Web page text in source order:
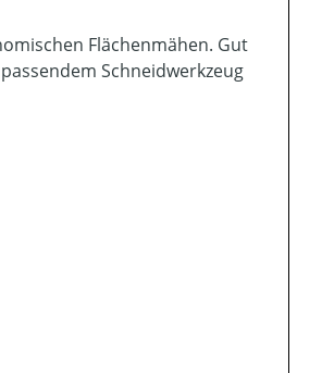
Flächenmähen. Gut
Schneidwerkzeug